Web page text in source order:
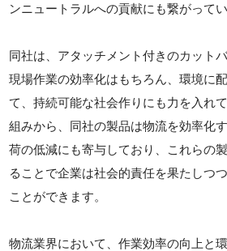
ンニュートラルへの貢献にも繋がってい
同社は、アタッチメント付きのカット
現場作業の効率化はもちろん、環境に
て、持続可能な社会作りにも力を入れ
組みから、同社の製品は物流を効率化
荷の低減にも寄与しており、これらの
ることで企業は社会的責任を果たしつ
ことができます。
物流業界において、作業効率の向上と